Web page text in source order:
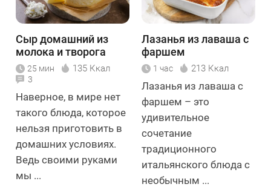
Сыр домашний из
молока и творога
25 мин 135 Ккал
3
Наверное, в мире нет
такого блюда, которое
нельзя приготовить в
домашних условиях.
Ведь своими руками
мы ...
Лазанья из лаваша с
фаршем
1 час 213 Ккал
Лазанья из лаваша с
фаршем – это
удивительное
сочетание
традиционного
итальянского блюда с
необычным ...